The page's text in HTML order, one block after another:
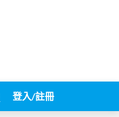
登入/註冊